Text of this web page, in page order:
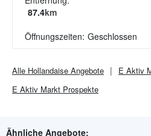
87.4km
Öffnungszeiten: Geschlossen
Alle Hollandaise Angebote E Aktiv
E Aktiv Markt Prospekte
Ähnliche Angebote: